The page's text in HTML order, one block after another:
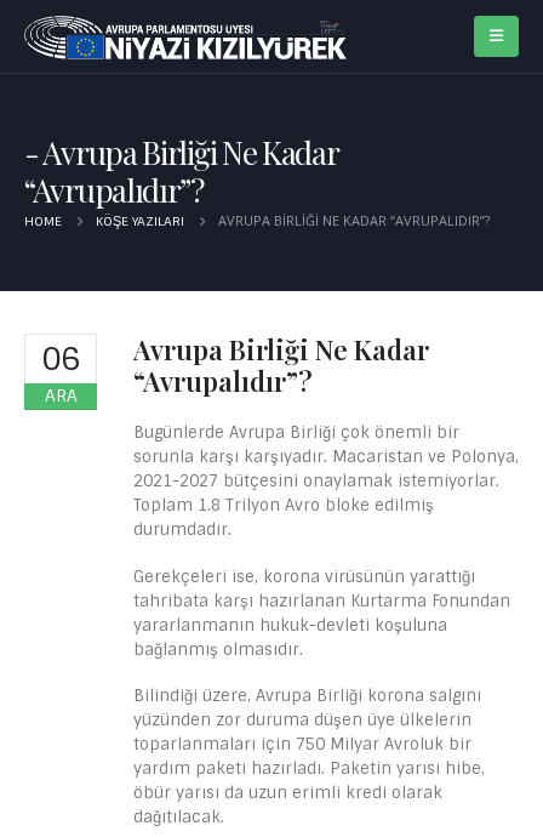
Avrupa Birliği Ne Kadar
“Avrupalıdır”?
HOME KÖŞE YAZILARI AVRUPA BIRLIĞI NE KADAR “AVRUPALIDIR”?
06
ARA
Avrupa Birliği Ne Kadar
“Avrupalıdır”?
Bugünlerde Avrupa Birliği çok önemli bir
sorunla karşı karşıyadır. Macaristan ve Polonya,
2021-2027 bütçesini onaylamak istemiyorlar.
Toplam 1.8 Trilyon Avro bloke edilmiş
durumdadır.
Gerekçeleri ise, korona virüsünün yarattığı
tahribata karşı hazırlanan Kurtarma Fonundan
yararlanmanın hukuk-devleti koşuluna
bağlanmış olmasıdır.
Bilindiği üzere, Avrupa Birliği korona salgını
yüzünden zor duruma düşen üye ülkelerin
toparlanmaları için 750 Milyar Avroluk bir
yardım paketi hazırladı. Paketin yarısı hibe,
öbür yarısı da uzun erimli kredi olarak
dağıtılacak.